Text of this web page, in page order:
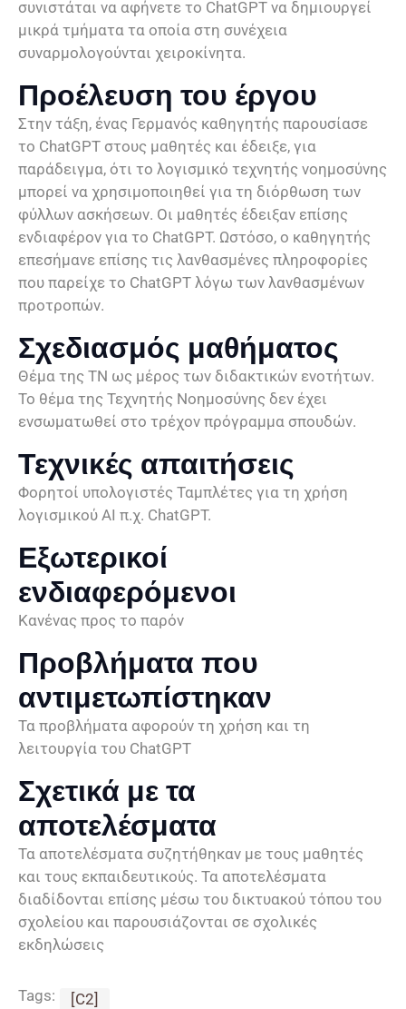
συνιστάται να αφήνετε το ChatGPT να δημιουργεί
μικρά τμήματα τα οποία στη συνέχεια
συναρμολογούνται χειροκίνητα.
Προέλευση του έργου
Στην τάξη, ένας Γερμανός καθηγητής παρουσίασε
το ChatGPT στους μαθητές και έδειξε, για
παράδειγμα, ότι το λογισμικό τεχνητής νοημοσύνης
μπορεί να χρησιμοποιηθεί για τη διόρθωση των
φύλλων ασκήσεων. Οι μαθητές έδειξαν επίσης
ενδιαφέρον για το ChatGPT. Ωστόσο, ο καθηγητής
επεσήμανε επίσης τις λανθασμένες πληροφορίες
που παρείχε το ChatGPT λόγω των λανθασμένων
προτροπών.
Σχεδιασμός μαθήματος
Θέμα της ΤΝ ως μέρος των διδακτικών ενοτήτων.
Το θέμα της Τεχνητής Νοημοσύνης δεν έχει
ενσωματωθεί στο τρέχον πρόγραμμα σπουδών.
Τεχνικές απαιτήσεις
Φορητοί υπολογιστές Ταμπλέτες για τη χρήση
λογισμικού AI π.χ. ChatGPT.
Εξωτερικοί
ενδιαφερόμενοι
Κανένας προς το παρόν
Προβλήματα που
αντιμετωπίστηκαν
Τα προβλήματα αφορούν τη χρήση και τη
λειτουργία του ChatGPT
Σχετικά με τα
αποτελέσματα
Τα αποτελέσματα συζητήθηκαν με τους μαθητές
και τους εκπαιδευτικούς. Τα αποτελέσματα
διαδίδονται επίσης μέσω του δικτυακού τόπου του
σχολείου και παρουσιάζονται σε σχολικές
εκδηλώσεις
Tags: [C2]